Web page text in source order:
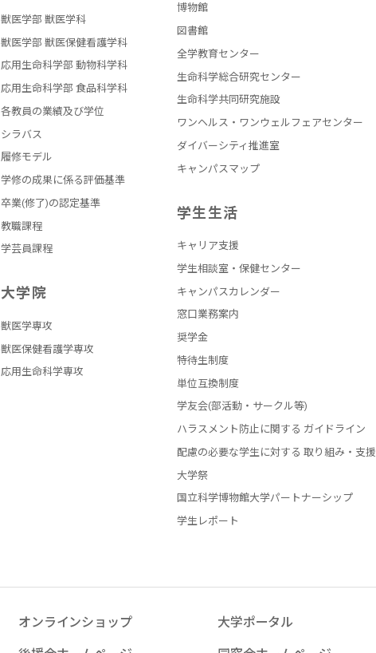
獣医学部 獣医学科
獣医学部 獣医保健看護学科
応用生命科学部 動物科学科
応用生命科学部 食品科学科
各教員の業績及び学位
シラバス
履修モデル
学修の成果に係る評価基準
卒業(修了)の認定基準
教職課程
学芸員課程
大学院
獣医学専攻
獣医保健看護学専攻
応用生命科学専攻
博物館
図書館
全学教育センター
生命科学総合研究センター
生命科学共同研究施設
ワンヘルス・ワンウェルフェアセンター
ダイバーシティ推進室
キャンパスマップ
学生生活
キャリア支援
学生相談室・保健センター
キャンパスカレンダー
窓口業務案内
奨学金
特待生制度
単位互換制度
学友会(部活動・サークル等)
ハラスメント防止に関する ガイドライン
配慮の必要な学生に対する 取り組み・支援
大学祭
国立科学博物館大学パートナーシップ
学生レポート
オンラインショップ 大学ポータル